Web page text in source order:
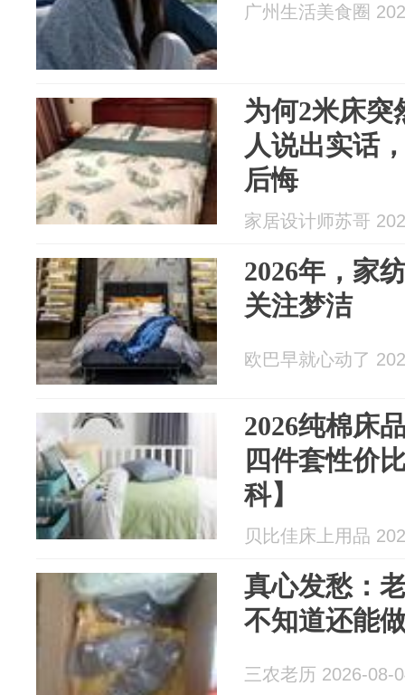
广州生活美食圈
为何2米床突
人说出实话
后悔
家居设计师苏哥
2026年，家
关注梦洁
欧巴早就心动了
2026纯棉床
四件套性价
科】
贝比佳床上用品
真心发愁：
不知道还能
三农老历 2026-08-